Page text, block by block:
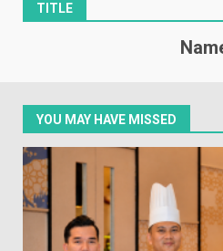
TITLE
YOU MAY HAVE MISSED